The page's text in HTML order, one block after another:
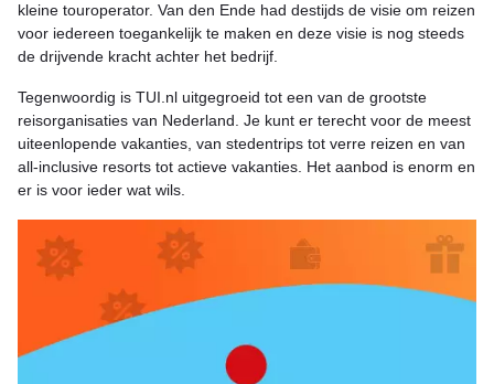
kleine touroperator. Van den Ende had destijds de visie om reizen
voor iedereen toegankelijk te maken en deze visie is nog steeds
de drijvende kracht achter het bedrijf.
Tegenwoordig is TUI.nl uitgegroeid tot een van de grootste
reisorganisaties van Nederland. Je kunt er terecht voor de meest
uiteenlopende vakanties, van stedentrips tot verre reizen en van
all-inclusive resorts tot actieve vakanties. Het aanbod is enorm en
er is voor ieder wat wils.